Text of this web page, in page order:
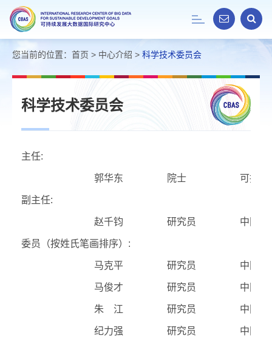
Toggle
navigation
您当前的位置： 首页 > 中心介绍 > 科学技术委员会
科学技术委员会
主任:
郭华东 院士 可持续
副主任:
赵千钧 研究员 中国科
委员（按姓氏笔画排序）:
马克平 研究员 中国科
马俊才 研究员 中国科
朱 江 研究员 中国科
纪力强 研究员 中国科